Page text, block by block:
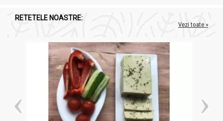
: România
Acțiuni și Recomandări:
RETETELE NOASTRE:
Vezi toate »